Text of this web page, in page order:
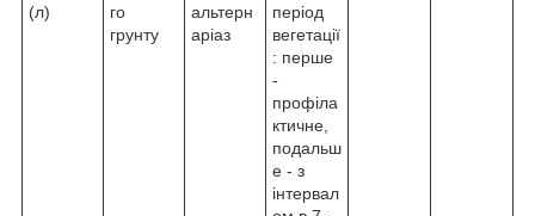
(л)
го
грунту
альтерн
аріаз
період
вегетації
: перше
-
профіла
ктичне,
подальш
е - з
інтервал